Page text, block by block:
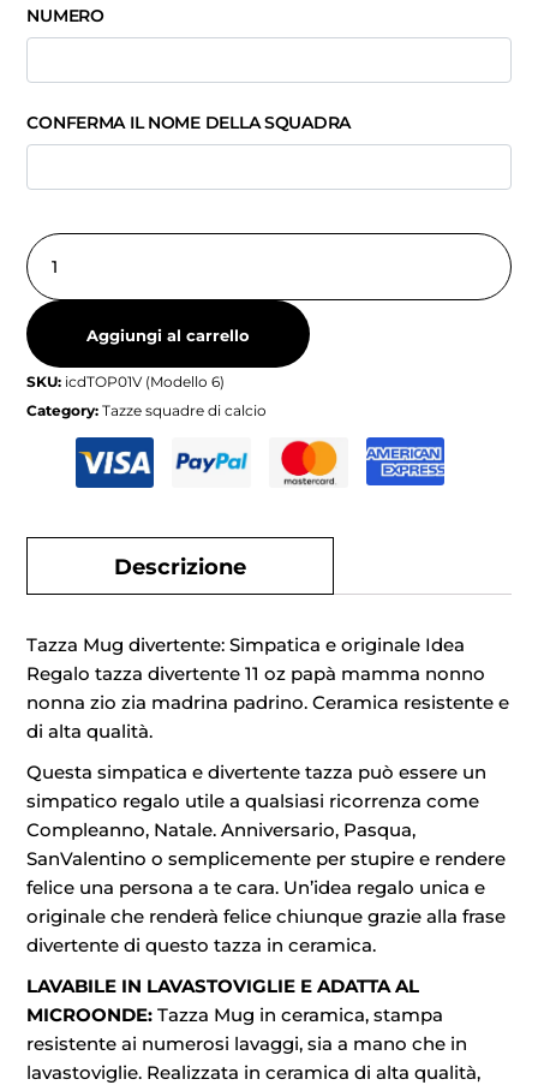
NUMERO
CONFERMA IL NOME DELLA SQUADRA
Aggiungi al carrello
SKU: icdTOP01V (Modello 6)
Category:Tazze squadre di calcio
Descrizione
Tazza Mug divertente: Simpatica e originale Idea
Regalo tazza divertente 11 oz papà mamma nonno
nonna zio zia madrina padrino. Ceramica resistente e
di alta qualità.
Questa simpatica e divertente tazza può essere un
simpatico regalo utile a qualsiasi ricorrenza come
Compleanno, Natale. Anniversario, Pasqua,
SanValentino o semplicemente per stupire e rendere
felice una persona a te cara. Un’idea regalo unica e
originale che renderà felice chiunque grazie alla frase
divertente di questo tazza in ceramica.
LAVABILE IN LAVASTOVIGLIE E ADATTA AL
MICROONDE: Tazza Mug in ceramica, stampa
resistente ai numerosi lavaggi, sia a mano che in
lavastoviglie. Realizzata in ceramica di alta qualità,